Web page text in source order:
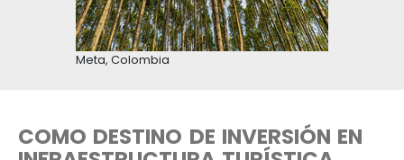
SE HA PRIORIZADO LA
PROMOCIÓN DEL TURISMO
UN ENFOQUE SOSTENIBLE,
DEMANDA INTERNACIONAL